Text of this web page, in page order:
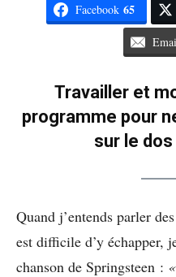
Facebook 65
Travailler et
programme pour
sur le
Quand j’entends parler
est difficile d’y échapper,
chanson de Springsteen :